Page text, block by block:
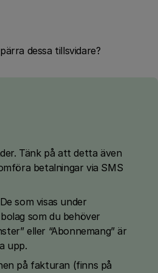
dessa tillsvidare?
Tänk på att detta även
betalningar via SMS
som visas under
som du behöver
eller “Abonnemang” är
upp.
på fakturan (finns på